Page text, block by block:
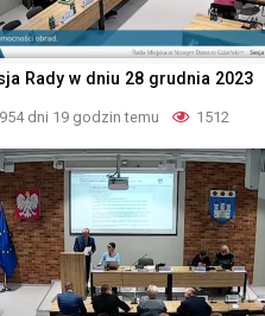
Rady w dniu 28 grudnia 2023
954 dni 19 godzin temu 1512